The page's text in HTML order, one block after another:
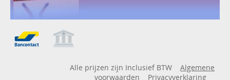
Alle prijzen zijn Inclusief BTW
Algemene
voorwaarden
Privacyverklaring